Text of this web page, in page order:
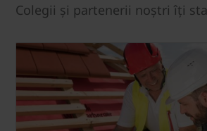
Colegii și partenerii noștri îți